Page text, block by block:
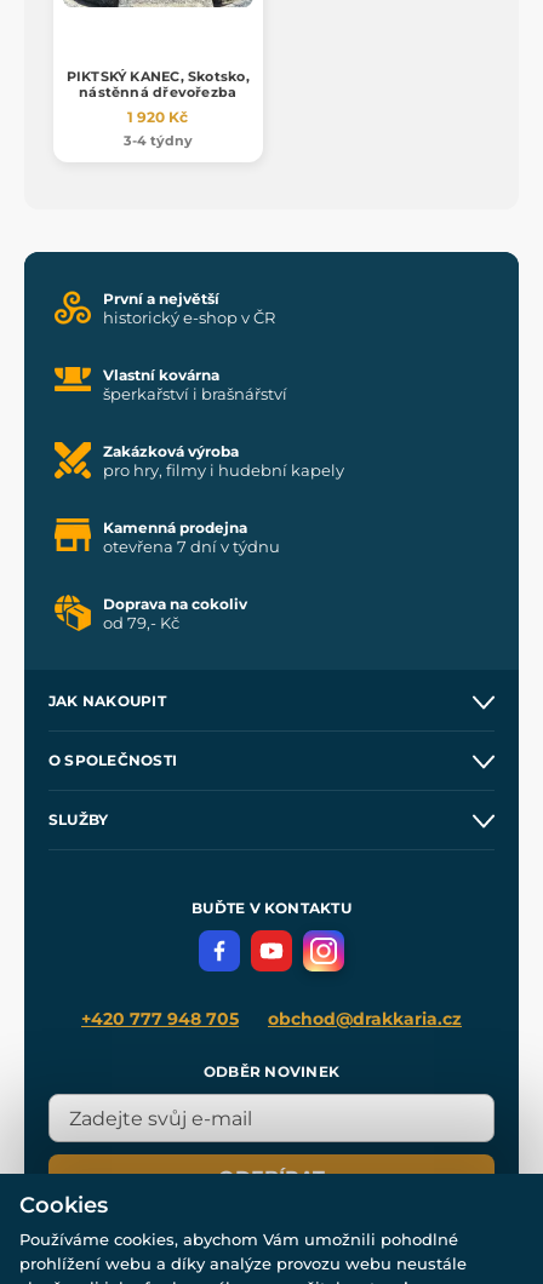
PIKTSKÝ KANEC, Skotsko,
nástěnná dřevořezba
1 920 Kč
3-4 týdny
První a největší
historický e-shop v ČR
Vlastní kovárna
šperkařství i brašnářství
Zakázková výroba
pro hry, filmy i hudební kapely
Kamenná prodejna
otevřena 7 dní v týdnu
Doprava na cokoliv
od 79,- Kč
JAK NAKOUPIT
Velkoobchod
O SPOLEČNOSTI
SLUŽBY
Meče pro Kingdom Come
BUĎTE V KONTAKTU
+420 777 948 705 obchod@drakkaria.cz
ODBĚR NOVINEK
ODEBÍRAT
Cookies
Používáme cookies, abychom Vám umožnili pohodlné
prohlížení webu a díky analýze provozu webu neustále